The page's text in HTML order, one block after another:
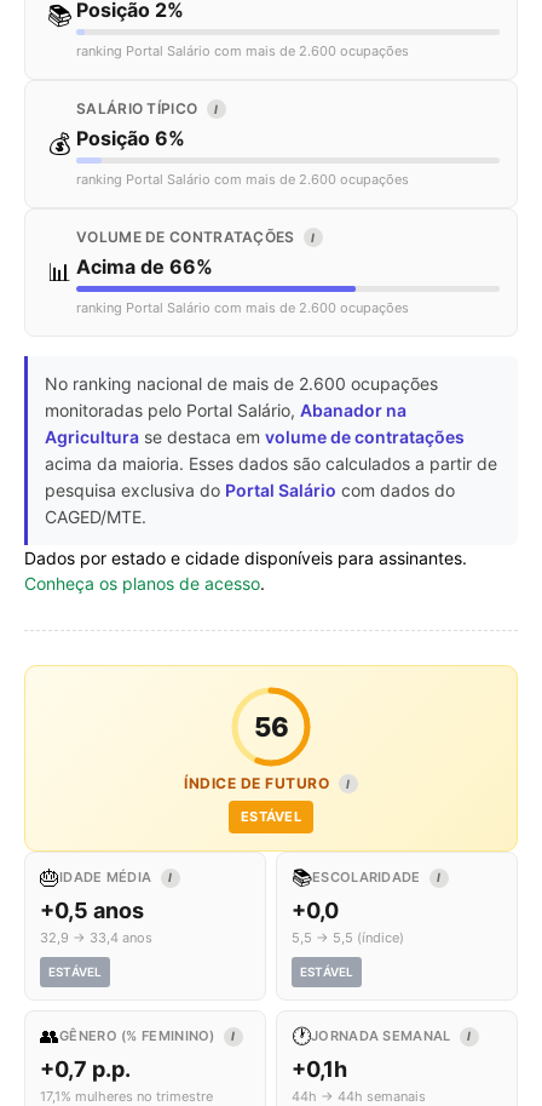
📚 Posição 2%
ranking Portal Salário com mais de 2.600 ocupações
💰
SALÁRIO TÍPICO I
Posição 6%
ranking Portal Salário com mais de 2.600 ocupações
📊
VOLUME DE CONTRATAÇÕES I
Acima de 66%
ranking Portal Salário com mais de 2.600 ocupações
No ranking nacional de mais de 2.600 ocupações
monitoradas pelo Portal Salário, Abanador na
Agricultura se destaca em volume de contratações
acima da maioria. Esses dados são calculados a partir de
pesquisa exclusiva do Portal Salário com dados do
CAGED/MTE.
Dados por estado e cidade disponíveis para assinantes.
Conheça os planos de acesso.
56
ÍNDICE DE FUTURO I
ESTÁVEL
🎂IDADE MÉDIA I
+0,5 anos
32,9 → 33,4 anos
ESTÁVEL
📚ESCOLARIDADE I
+0,0
5,5 → 5,5 (índice)
ESTÁVEL
👥GÊNERO (% FEMININO) I
+0,7 p.p.
17,1% mulheres no trimestre
🕐JORNADA SEMANAL I
+0,1h
44h → 44h semanais